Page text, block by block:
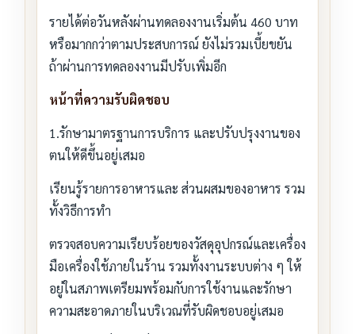
รายได้ต่อวันหลังผ่านทดลองงานเริ่มต้น 460 บาท
หรือมากกว่าตามประสบการณ์ ยังไม่รวมเบี้ยขยัน
ถ้าผ่านการทดลองงานมีปรับเพิ่มอีก
หน้าที่ความรับผิดชอบ
1.รักษามาตรฐานการบริการ และปรับปรุงงานของ
ตนให้ดีขึ้นอยู่เสมอ
เรียนรู้รายการอาหารและ ส่วนผสมของอาหาร รวม
ทั้งวิธีการทำ
ตรวจสอบความเรียบร้อยของวัสดุอุปกรณ์และเครื่อง
มือเครื่องใช้ภายในร้าน รวมทั้งงานระบบต่าง ๆ ให้
อยู่ในสภาพเตรียมพร้อมกับการใช้งานและรักษา
ความสะอาดภายในบริเวณที่รับผิดชอบอยู่เสมอ